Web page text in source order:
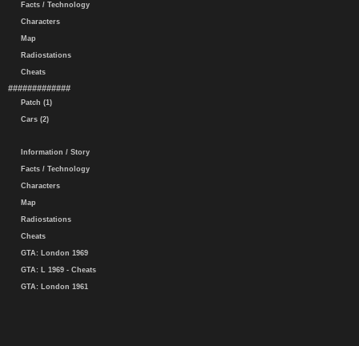
Facts / Technology
Characters
Map
Radiostations
Cheats
#############
Patch (1)
Cars (2)
Information / Story
Facts / Technology
Characters
Map
Radiostations
Cheats
GTA: London 1969
GTA: L 1969 - Cheats
GTA: London 1961